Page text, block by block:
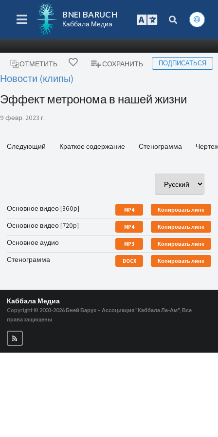
BNEI BARUCH
Каббала Медиа
ОТМЕТИТЬ СОХРАНИТЬ ПОДПИСАТЬСЯ
Новости (клипы)
Эффект метронома в нашей жизни
9 февр. 2023 г.
Следующий Краткое содержание Стенограмма
Основное видео [360p] MP4 Копировать линк
Основное видео [720p] MP4 Копировать линк
Основное аудио MP3 Копировать линк
Стенограмма DOCX Копировать линк
Каббала Медиа
Copyright © 2003-2026 Бней Барух – Ассоциация "Каббала Ла-Ам", Все
права защищены